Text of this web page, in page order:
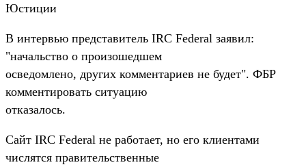
Юстиции
В интервью представитель IRC Federal заявил:
"начальство о произошедшем
осведомлено, других комментариев не будет". ФБР
комментировать ситуацию
отказалось.
Сайт IRC Federal не работает, но его клиентами
числятся правительственные